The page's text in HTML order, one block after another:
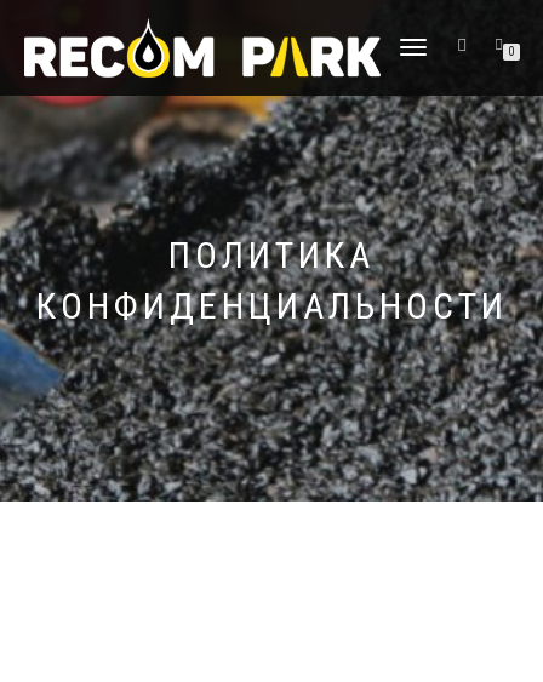
ПЕРЕКЛЮЧИТЬ
0
ПОЛИТИКА
КОНФИДЕНЦИАЛЬНОСТИ